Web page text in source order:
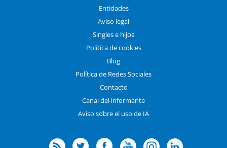
Entidades
Aviso legal
Singles e hijos
Política de cookies
Blog
Política de Redes Sociales
Contacto
Canal del informante
Aviso sobre el uso de IA